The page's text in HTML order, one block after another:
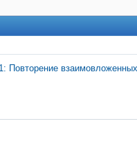
Sleep, 300
Send, {f Up}
500
{f Up}
300
{f Down}
Повторение